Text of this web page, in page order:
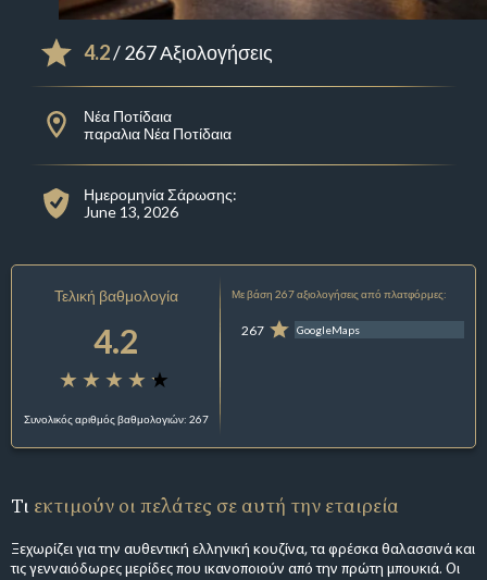
4.2/ 267 Αξιολογήσεις
Νέα Ποτίδαια
παραλια Νέα Ποτίδαια
Ημερομηνία Σάρωσης:
June 13, 2026
Τελική βαθμολογία
4.2
Συνολικός αριθμός βαθμολογιών: 267
Με βάση 267 αξιολογήσεις από πλατφόρμες:
267 GoogleMaps
Τι εκτιμούν οι πελάτες σε αυτή την εταιρεία
Ξεχωρίζει για την αυθεντική ελληνική κουζίνα, τα φρέσκα θαλασσινά και
τις γενναιόδωρες μερίδες που ικανοποιούν από την πρώτη μπουκιά. Οι